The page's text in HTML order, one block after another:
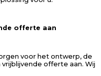
offerte aan
voor het ontwerp, de
offerte aan. Wij